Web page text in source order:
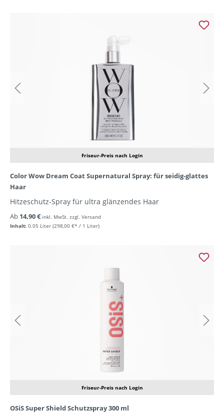
Friseur-Preis nach Login
Color Wow Dream Coat Supernatural Spray: für seidig-glattes
Haar
Hitzeschutz-Spray für ultra glänzendes Haar
Inhalt: 0.05 Liter (298,00 €* / 1 Liter)
Ab 14,90 € inkl. MwSt. zzgl. Versand
Friseur-Preis nach Login
OSiS Super Shield Schutzspray 300 ml